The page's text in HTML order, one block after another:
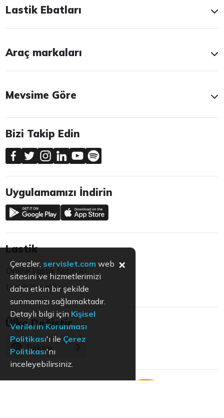
Lastik Ebatları
Araç markaları
Mevsime Göre
Bizi Takip Edin
Uygulamamızı İndirin
Lastik
Online Lastik Satın Al
Lastik Yorumları
Ülke Değiştir
Türkiye
Çerezler, servislet.com web
sitesini ve hizmetlerimizi
daha etkin bir şekilde
sunmamızı sağlamaktadır.
Detaylı bilgi için Kişisel
Verilerin Korunması
Politikası'ı ile Çerez
Politikası'nı
inceleyebilirsiniz.
×